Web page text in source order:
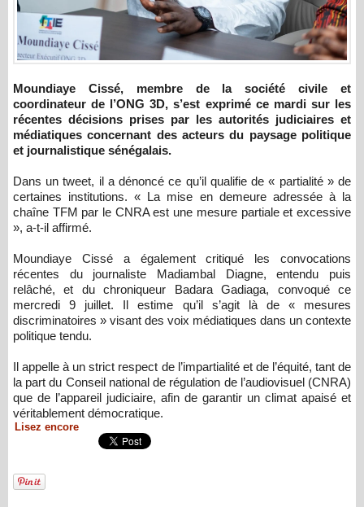
Moundiaye Cissé, membre de la société civile et
coordinateur de l’ONG 3D, s’est exprimé ce mardi sur les
récentes décisions prises par les autorités judiciaires et
médiatiques concernant des acteurs du paysage politique
et journalistique sénégalais.
Dans un tweet, il a dénoncé ce qu’il qualifie de « partialité » de
certaines institutions. « La mise en demeure adressée à la
chaîne TFM par le CNRA est une mesure partiale et excessive
», a-t-il affirmé.
Moundiaye Cissé a également critiqué les convocations
récentes du journaliste Madiambal Diagne, entendu puis
relâché, et du chroniqueur Badara Gadiaga, convoqué ce
mercredi 9 juillet. Il estime qu’il s’agit là de « mesures
discriminatoires » visant des voix médiatiques dans un contexte
politique tendu.
Il appelle à un strict respect de l’impartialité et de l’équité, tant de
la part du Conseil national de régulation de l’audiovisuel (CNRA)
que de l’appareil judiciaire, afin de garantir un climat apaisé et
véritablement démocratique.
Lisez encore